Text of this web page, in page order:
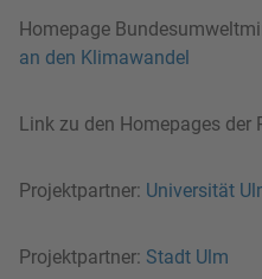
Homepage
an den Klimawandel
Link zu den Homepages der
Projektpartner: Universität
Projektpartner: Stadt Ulm